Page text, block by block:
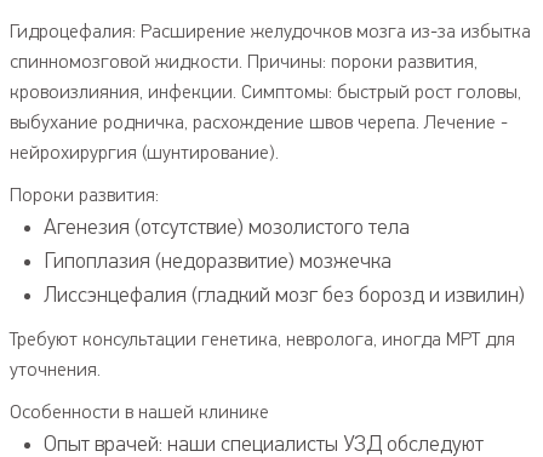
Гидроцефалия: Расширение желудочков мозга из-за избытка
спинномозговой жидкости. Причины: пороки развития,
кровоизлияния, инфекции. Симптомы: быстрый рост головы,
выбухание родничка, расхождение швов черепа. Лечение -
нейрохирургия (шунтирование).
Пороки развития:
Агенезия (отсутствие) мозолистого тела
Гипоплазия (недоразвитие) мозжечка
Лиссэнцефалия (гладкий мозг без борозд и извилин)
Требуют консультации генетика, невролога, иногда МРТ для
уточнения.
Особенности в нашей клинике
Опыт врачей: наши специалисты УЗД обследуют